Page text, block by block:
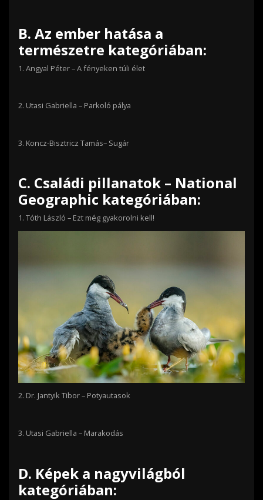
B. Az ember hatása a
természetre kategóriában:
1. Angyal Péter – A fényeken túli élet
2. Utasi Gabriella – Parkoló pálya
3. Koncz-Bisztricz Tamás– Sugár
C. Családi pillanatok – National
Geographic kategóriában:
1. Tóth László – Ezt még gyakorolni kell!
2. Dr. Jantyik Tibor – Potyautasok
3. Utasi Gabriella – Marakodás
D. Képek a nagyvilágból
kategóriában: